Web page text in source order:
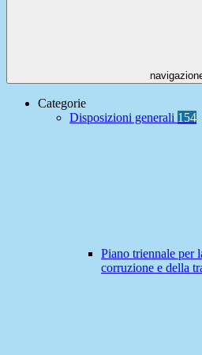
Categorie
Disposizioni generali 154
Piano triennale per
corruzione e della